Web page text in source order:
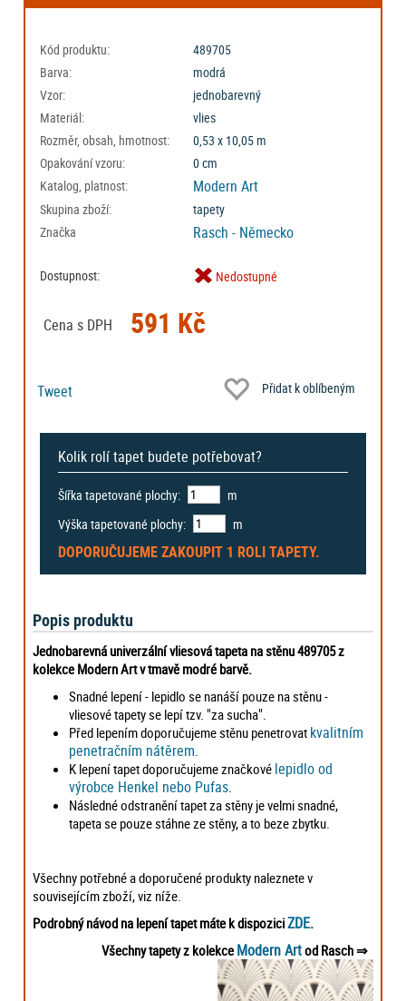
Kód produktu:
489705
Barva:
modrá
Vzor:
jednobarevný
Materiál:
vlies
Rozměr, obsah, hmotnost:
0,53 x 10,05 m
Opakování vzoru:
0 cm
Katalog, platnost:
Modern Art
Skupina zboží:
tapety
Značka
Rasch - Německo
Dostupnost: Nedostupné
Cena s DPH 591 Kč
Tweet Přidat k oblíbeným
Kolik rolí tapet budete potřebovat?
Šířka tapetované plochy:
m
Výška tapetované plochy:
m
DOPORUČUJEME ZAKOUPIT 1 ROLITAPETY.
Popis produktu
Jednobarevná univerzální vliesová tapeta na stěnu 489705 z
kolekce Modern Art v tmavě modré barvě.
Snadné lepení - lepidlo se nanáší pouze na stěnu -
vliesové tapety se lepí tzv. "za sucha".
Před lepením doporučujeme stěnu penetrovat kvalitním
penetračním nátěrem
K lepení tapet doporučujeme značkové lepidlo od
výrobce Henkel nebo Pufas
Následné odstranění tapet za stěny je velmi snadné,
tapeta se pouze stáhne ze stěny, a to beze zbytku.
Všechny potřebné a doporučené produkty naleznete v
souvisejícím zboží, viz níže.
Podrobný návod na lepení tapet máte k dispoziciZDE.
Všechny tapety z kolekce Modern Artod Rasch⇒